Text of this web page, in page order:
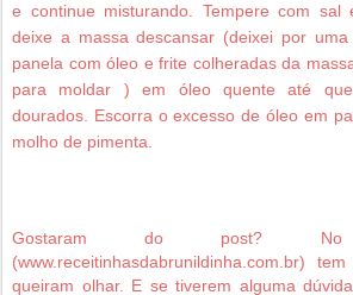
e continue misturando. Tempere com
deixe a massa descansar (deixei por
panela com óleo e frite colheradas da
para moldar ) em óleo quente até
dourados. Escorra o excesso de óleo em
molho de pimenta.
Gostaram do post?
(www.receitinhasdabrunildinha.com.br)
queiram olhar. E se tiverem alguma